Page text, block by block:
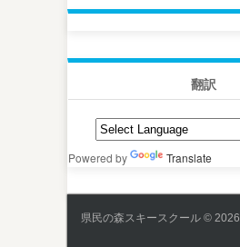
翻訳
Powered by Translate
県民の森スキースクール © 2026